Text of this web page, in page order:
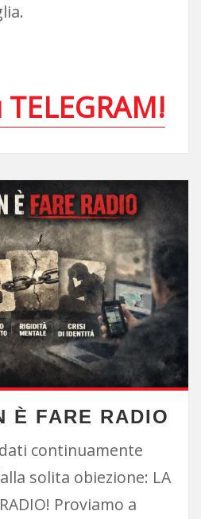
È FARE RADIO
continuamente
solita obiezione: LA
Proviamo a